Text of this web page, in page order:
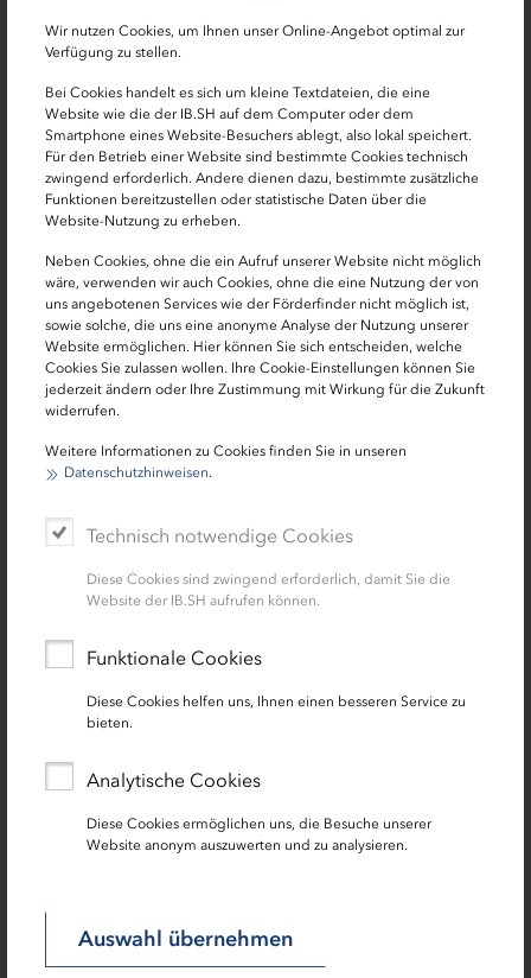
Wir nutzen Cookies, um Ihnen unser Online-Angebot optimal zur
Verfügung zu stellen.
Bei Cookies handelt es sich um kleine Textdateien, die eine
Website wie die der IB.SH auf dem Computer oder dem
Smartphone eines Website-Besuchers ablegt, also lokal speichert.
Für den Betrieb einer Website sind bestimmte Cookies technisch
zwingend erforderlich. Andere dienen dazu, bestimmte zusätzliche
Funktionen bereitzustellen oder statistische Daten über die
Website-Nutzung zu erheben.
Neben Cookies, ohne die ein Aufruf unserer Website nicht möglich
wäre, verwenden wir auch Cookies, ohne die eine Nutzung der von
uns angebotenen Services wie der Förderfinder nicht möglich ist,
sowie solche, die uns eine anonyme Analyse der Nutzung unserer
Website ermöglichen. Hier können Sie sich entscheiden, welche
Cookies Sie zulassen wollen. Ihre Cookie-Einstellungen können Sie
jederzeit ändern oder Ihre Zustimmung mit Wirkung für die Zukunft
widerrufen.
Weitere Informationen zu Cookies finden Sie in unseren
Datenschutzhinweisen.
Technisch notwendige Cookies
Diese Cookies sind zwingend erforderlich, damit Sie die
Website der IB.SH aufrufen können.
Funktionale Cookies
Diese Cookies helfen uns, Ihnen einen besseren Service zu
bieten.
Analytische Cookies
Diese Cookies ermöglichen uns, die Besuche unserer
Website anonym auszuwerten und zu analysieren.
Auswahl übernehmen
Termine
Immer aktuell informiert mit dem IB.SH-Newsletter
Unser Newsletter liefert Ihnen regelmäßig interessante
Informationen zur Förderung und Finanzierung von
Maßnahmen im Mietwohnungsbau und in der sozialen
Wohnraumförderung. Melden Sie sich hier an und
verpassen Sie keine Neuigkeiten mehr.